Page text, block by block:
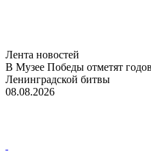
Лента новостей
В Музее Победы отметят
Ленинградской битвы
08.08.2026